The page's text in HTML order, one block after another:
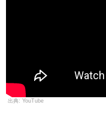
YouTube